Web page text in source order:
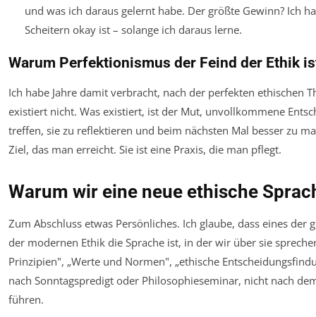
und was ich daraus gelernt habe. Der größte Gewinn? Ich
Scheitern okay ist – solange ich daraus lerne.
Warum Perfektionismus der Feind der Ethik
Ich habe Jahre damit verbracht, nach der perfekten ethischen
existiert nicht. Was existiert, ist der Mut, unvollkommene
treffen, sie zu reflektieren und beim nächsten Mal besser zu
Ziel, das man erreicht. Sie ist eine Praxis, die man pflegt.
Warum wir eine neue ethische
Zum Abschluss etwas Persönliches. Ich glaube, dass eines der
der modernen Ethik die Sprache ist, in der wir über sie
Prinzipien", „Werte und Normen", „ethische
nach Sonntagspredigt oder Philosophieseminar, nicht nach
führen.